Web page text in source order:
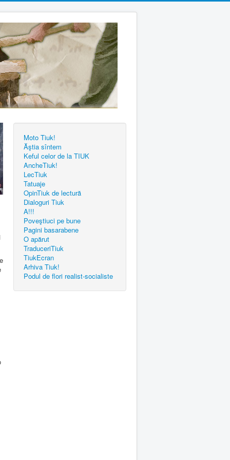
Moto Tiuk!
Ăştia sîntem
Keful celor de la TIUK
AncheTiuk!
LecTiuk
Tatuaje
OpinTiuk de lectură
Dialoguri Tiuk
A!!!
Poveştiuci pe bune
Pagini basarabene
O apărut
TraduceriTiuk
TiukEcran
Arhiva Tiuk!
Podul de flori realist-socialiste